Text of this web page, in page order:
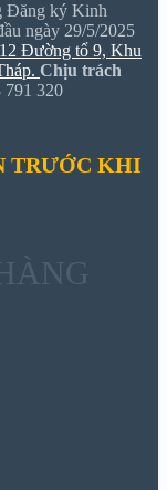
Đăng ký Kinh
ngày 29/5/2025
Đường tổ 9, Khu
Chịu trách
791 320
TRƯỚC KHI